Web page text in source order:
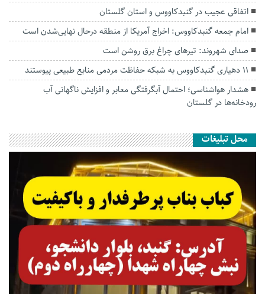
اتفاقی عجیب در‌ گنبدکاووس و استان گلستان
امام جمعه گنبدکاووس: اخراج آمریکا از منطقه درحال نهایی‌شدن است
صدای شهروند: تیرهای چراغ برق روشن است
۱۱ دهیاری گنبدکاووس به شبکه حفاظت مردمی منابع طبیعی پیوستند
هشدار هواشناسی؛ احتمال آبگرفتگی معابر و افزایش ناگهانی آب
رودخانه‌ها در گلستان
محل تبلیغات